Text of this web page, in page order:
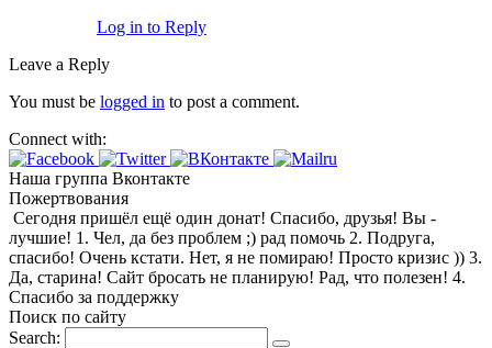
Log in to Reply
Leave a Reply
You must be logged in to post a comment.
Connect with:
Наша группа Вконтакте
Пожертвования
Сегодня пришёл ещё один донат! Спасибо, друзья! Вы -
лучшие! 1. Чел, да без проблем ;) рад помочь 2. Подруга,
спасибо! Очень кстати. Нет, я не помираю! Просто кризис )) 3.
Да, старина! Сайт бросать не планирую! Рад, что полезен! 4.
Спасибо за поддержку
Поиск по сайту
Search: